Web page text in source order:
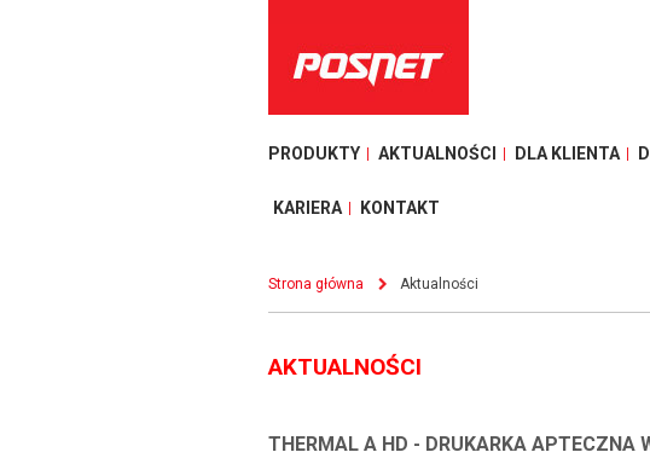
PRODUKTY AKTUALNOŚCI DLA KLIENTA
KARIERA KONTAKT
Strona główna Aktualności
AKTUALNOŚCI
THERMAL A HD - DRUKARKA APTECZNA